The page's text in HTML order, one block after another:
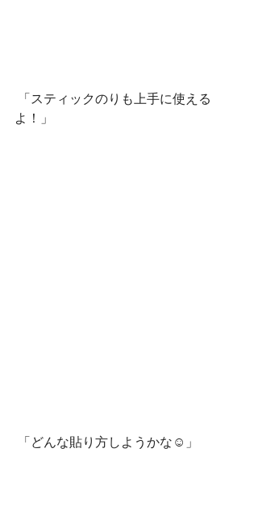
よ！」
「どんな貼り方しようかな☺」